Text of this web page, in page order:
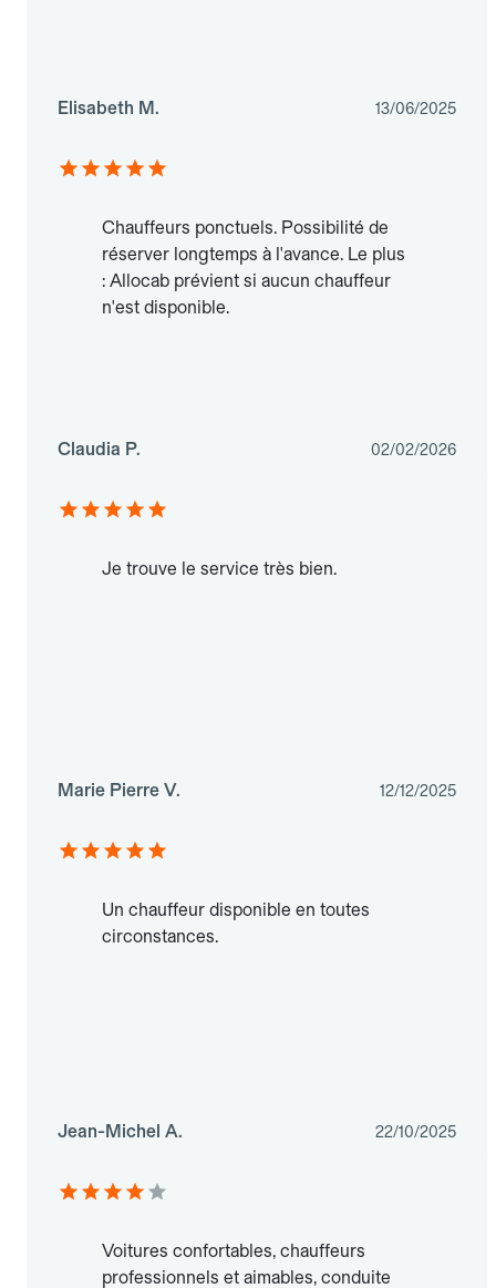
Elisabeth M. 13/06/2025
Chauffeurs ponctuels. Possibilité de
réserver longtemps à l'avance. Le plus
: Allocab prévient si aucun chauffeur
n'est disponible.
Claudia P. 02/02/2026
Je trouve le service très bien.
Marie Pierre V. 12/12/2025
Un chauffeur disponible en toutes
circonstances.
Jean-Michel A. 22/10/2025
Voitures confortables, chauffeurs
professionnels et aimables, conduite